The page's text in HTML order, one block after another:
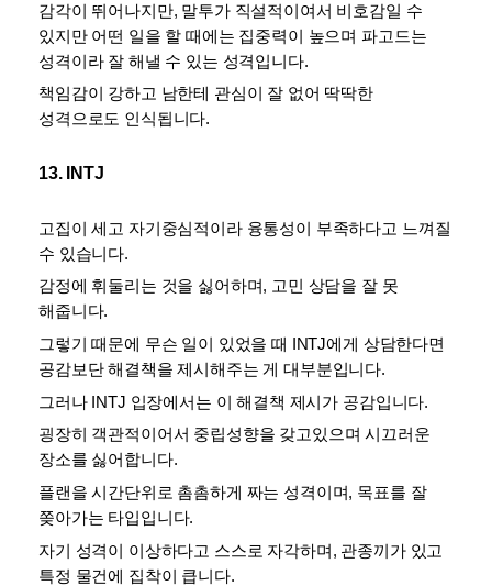
감각이 뛰어나지만, 말투가 직설적이여서 비호감일 수
있지만 어떤 일을 할 때에는 집중력이 높으며 파고드는
성격이라 잘 해낼 수 있는 성격입니다.
책임감이 강하고 남한테 관심이 잘 없어 딱딱한
성격으로도 인식됩니다.
13. INTJ
고집이 세고 자기중심적이라 융통성이 부족하다고 느껴질
수 있습니다.
감정에 휘둘리는 것을 싫어하며, 고민 상담을 잘 못
해줍니다.
그렇기 때문에 무슨 일이 있었을 때 INTJ에게 상담한다면
공감보단 해결책을 제시해주는 게 대부분입니다.
그러나 INTJ 입장에서는 이 해결책 제시가 공감입니다.
굉장히 객관적이어서 중립성향을 갖고있으며 시끄러운
장소를 싫어합니다.
플랜을 시간단위로 촘촘하게 짜는 성격이며, 목표를 잘
쫒아가는 타입입니다.
자기 성격이 이상하다고 스스로 자각하며, 관종끼가 있고
특정 물건에 집착이 큽니다.